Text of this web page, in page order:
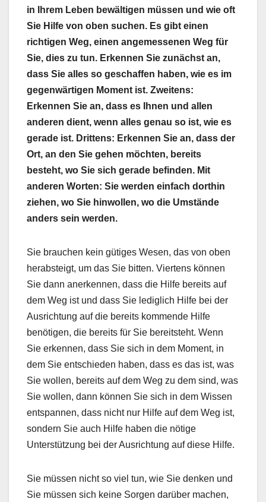
in Ihrem Leben bewältigen müssen und wie oft
Sie Hilfe von oben suchen. Es gibt einen
richtigen Weg, einen angemessenen Weg für
Sie, dies zu tun. Erkennen Sie zunächst an,
dass Sie alles so geschaffen haben, wie es im
gegenwärtigen Moment ist. Zweitens:
Erkennen Sie an, dass es Ihnen und allen
anderen dient, wenn alles genau so ist, wie es
gerade ist. Drittens: Erkennen Sie an, dass der
Ort, an den Sie gehen möchten, bereits
besteht, wo Sie sich gerade befinden. Mit
anderen Worten: Sie werden einfach dorthin
ziehen, wo Sie hinwollen, wo die Umstände
anders sein werden.
Sie brauchen kein gütiges Wesen, das von oben
herabsteigt, um das Sie bitten. Viertens können
Sie dann anerkennen, dass die Hilfe bereits auf
dem Weg ist und dass Sie lediglich Hilfe bei der
Ausrichtung auf die bereits kommende Hilfe
benötigen, die bereits für Sie bereitsteht. Wenn
Sie erkennen, dass Sie sich in dem Moment, in
dem Sie entschieden haben, dass es das ist, was
Sie wollen, bereits auf dem Weg zu dem sind, was
Sie wollen, dann können Sie sich in dem Wissen
entspannen, dass nicht nur Hilfe auf dem Weg ist,
sondern Sie auch Hilfe haben die nötige
Unterstützung bei der Ausrichtung auf diese Hilfe.
Sie müssen nicht so viel tun, wie Sie denken und
Sie müssen sich keine Sorgen darüber machen,